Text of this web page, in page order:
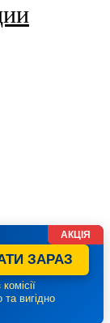
ЗАРАЗ
вигідно
АКЦІЯ